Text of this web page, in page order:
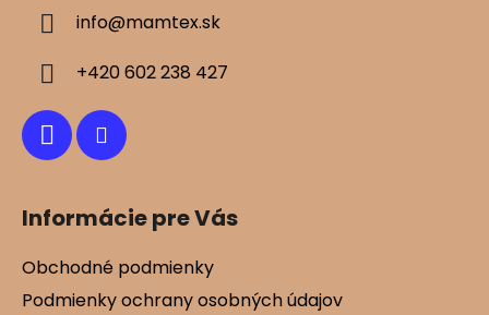
info@mamtex.sk
+420 602 238 427
Informácie pre Vás
Obchodné podmienky
Podmienky ochrany osobných údajov